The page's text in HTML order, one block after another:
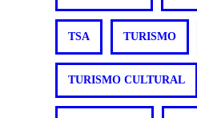
TSA TURISMO
TURISMO CULTURAL